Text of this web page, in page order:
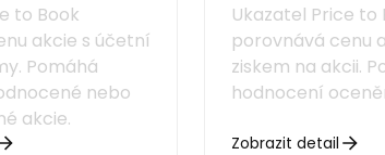
to Book
akcie s účetní
Pomáhá
nebo
akcie.
Ukazatel Price to
porovnává cenu
ziskem na akcii.
hodnocení
Zobrazit detail